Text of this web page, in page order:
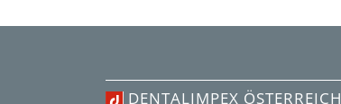
DENTALIMPEX ÖSTERREICH